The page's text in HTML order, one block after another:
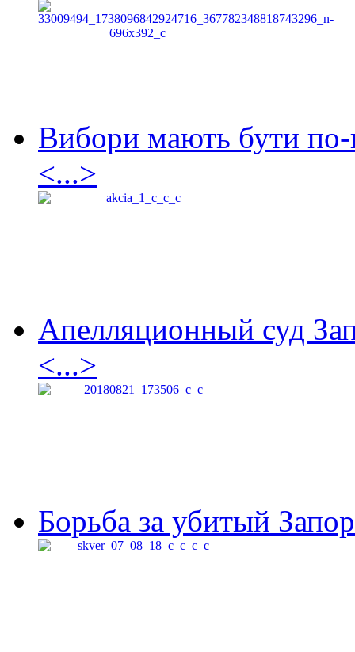
Вибори мають бути по-
<...>
Апелляционный суд
<...>
Борьба за убитый